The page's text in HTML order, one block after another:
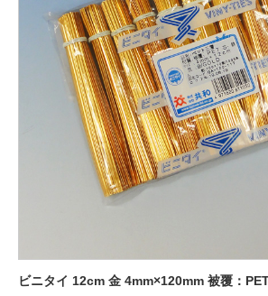
ビニタイ 12cm 金 4mm×120mm 被覆：